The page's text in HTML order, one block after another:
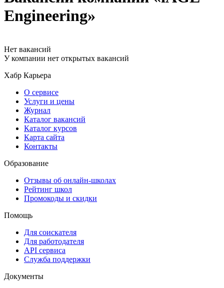
Engineering»
Нет вакансий
У компании нет открытых вакансий
Хабр Карьера
О сервисе
Услуги и цены
Журнал
Каталог вакансий
Каталог курсов
Карта сайта
Контакты
Образование
Отзывы об онлайн-школах
Рейтинг школ
Промокоды и скидки
Помощь
Для соискателя
Для работодателя
API сервиса
Служба поддержки
Документы